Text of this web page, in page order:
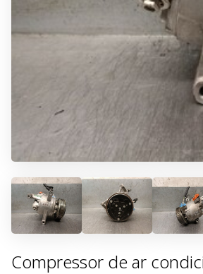
Compressor de ar